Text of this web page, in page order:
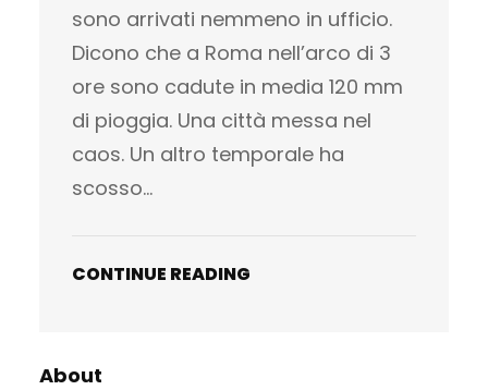
sono arrivati nemmeno in ufficio.
Dicono che a Roma nell’arco di 3
ore sono cadute in media 120 mm
di pioggia. Una città messa nel
caos. Un altro temporale ha
scosso…
CONTINUE READING
About